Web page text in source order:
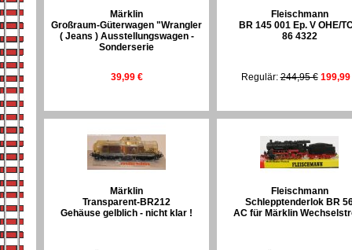
Märklin
Großraum-Güterwagen "Wrangler
( Jeans ) Ausstellungswagen -
Sonderserie
39,99 €
Fleischmann
BR 145 001 Ep. V OHE/
86 4322
Regulär:244,95 € 199,99
Märklin
Transparent-BR212
Gehäuse gelblich - nicht klar !
Fleischmann
Schlepptenderlok BR
AC für Märklin